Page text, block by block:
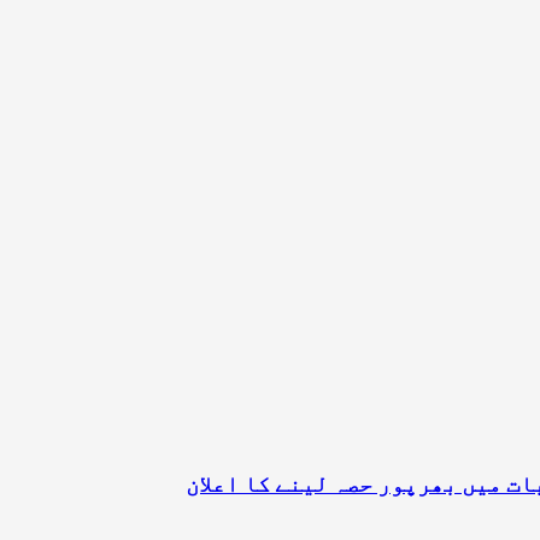
میں بھرپور حصہ لینے کا اعلان